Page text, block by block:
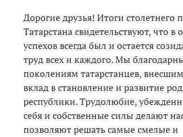
Дорогие друзья! Итоги столетнего
Татарстана свидетельствуют, что в
успехов всегда был и остается
труд всех и каждого. Мы
поколениям татарстанцев,
вклад в становление и развитие
республики. Трудолюбие,
себя и собственные силы делают
позволяют решать самые смелые и